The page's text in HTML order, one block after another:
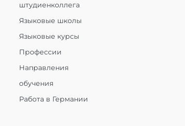
штудиенколлега
Языковые школы
Языковые курсы
Профессии
Направления
обучения
Работа в Германии